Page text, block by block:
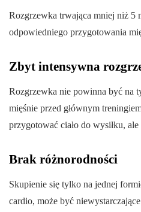
Rozgrzewka trwająca mniej niż 5
odpowiedniego przygotowania
Zbyt intensywna
Rozgrzewka nie powinna być na
mięśnie przed głównym
przygotować ciało do wysiłku,
Brak różnorodności
Skupienie się tylko na jednej
cardio, może być